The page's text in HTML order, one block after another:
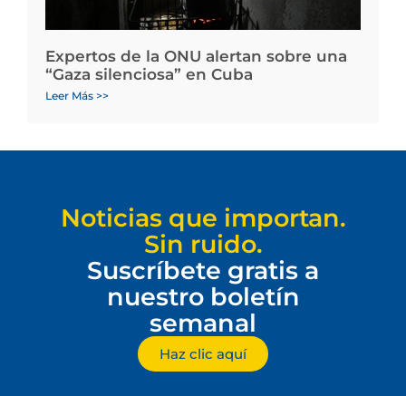
Expertos de la ONU alertan sobre una
“Gaza silenciosa” en Cuba
Leer Más >>
Noticias que importan.
Sin ruido.
Suscríbete gratis a
nuestro boletín
semanal
Haz clic aquí